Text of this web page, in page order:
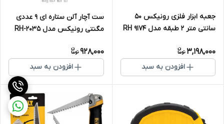
جعبه ابزار فلزی رونیکس 50
سانتی متر 2 طبقه مدل RH 9174
3,198,000
افزودن به سبد
ست آچار آلن ستاره ای ۹ عددی
مگنتی رونیکس مدل RH-2035
928,000
افزودن به سبد